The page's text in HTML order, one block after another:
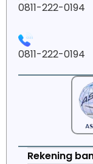
0811-222-0194
0811-222-0194
Rekening